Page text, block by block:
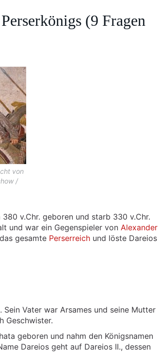
(9 Fragen
von
/
v.Chr. geboren und starb 330 v.Chr.
und war ein Gegenspieler von Alexander
gesamte Perserreich und löste Dareios
Vater war Arsames und seine Mutter
Geschwister.
geboren und nahm den Königsnamen
Dareios geht auf Dareios II., dessen